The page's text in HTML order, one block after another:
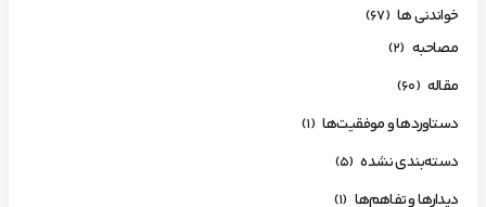
خواندنی ها (67)
مصاحبه (2)
مقاله (60)
دستاوردها و موفقیت‌ها (1)
دسته‌بندی نشده (5)
دیدارها و تفاهم‌ها (1)